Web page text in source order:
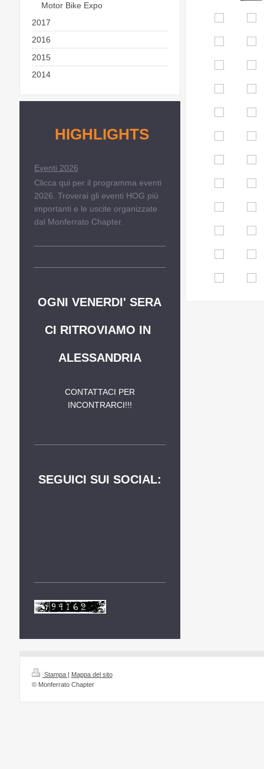
Motor Bike Expo
2017
2016
2015
2014
HIGHLIGHTS
Eventi 2026
Clicca qui per il programma eventi
2026. Troverai gli eventi HOG più
importanti e le uscite organizzate
dal Monferrato Chapter.
OGNI VENERDI' SERA
CI RITROVIAMO IN
ALESSANDRIA
CONTATTACI PER
INCONTRARCI!!!
SEGUICI SUI SOCIAL:
Stampa | Mappa del sito
© Monferrato Chapter